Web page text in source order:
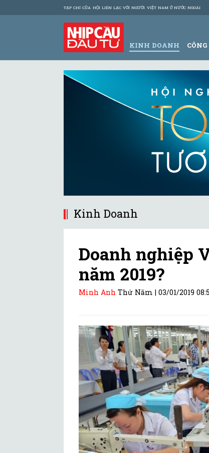
TẠP CHÍ CỦA HỘI LIÊN LẠC VỚI NGƯỜI VIỆT NAM Ở NƯỚC NGOÀI
KINH DOANH
Kinh Doanh
Doanh nghiệp
năm 2019?
Minh Anh Thứ Năm |03/01/2019